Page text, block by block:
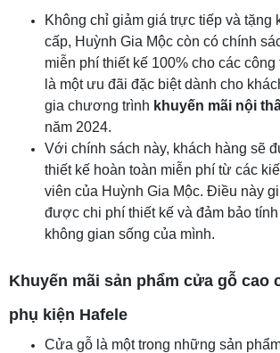
Không chỉ giảm giá trực tiếp và tặng
cấp, Huỳnh Gia Mộc còn có chính
miễn phí thiết kế 100% cho các
là một ưu đãi đặc biệt dành cho
gia chương trình khuyến mãi nội
năm 2024.
Với chính sách này, khách hàng sẽ
thiết kế hoàn toàn miễn phí từ các
viên của Huỳnh Gia Mộc. Điều này
được chi phí thiết kế và đảm bảo
không gian sống của mình.
Khuyến mãi sản phẩm cửa gỗ cao
phụ kiện Hafele
Cửa gỗ là một trong những sản